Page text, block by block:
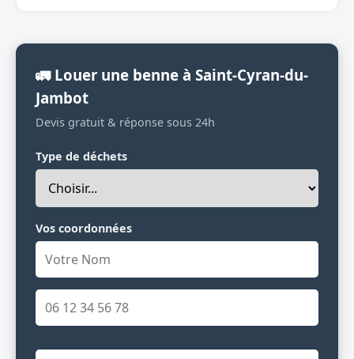
🚛 Louer une benne à Saint-Cyran-du-
Jambot
Devis gratuit & réponse sous 24h
Type de déchets
Vos coordonnées